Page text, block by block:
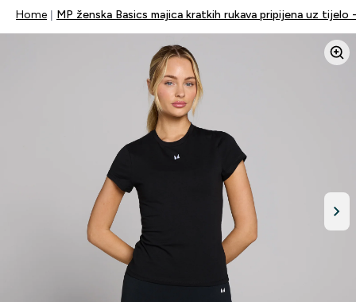
Home MP ženska Basics majica kratkih rukava pripijena uz tijelo